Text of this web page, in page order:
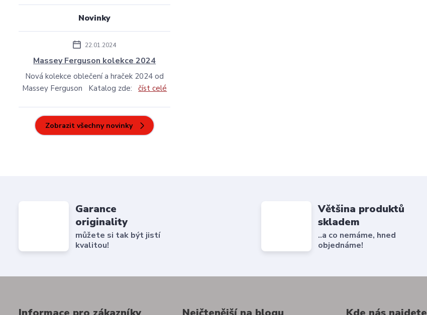
Novinky
22.01.2024
Massey Ferguson kolekce 2024
Nová kolekce oblečení a hraček 2024 od
Massey Ferguson Katalog zde:číst celé
Zobrazit všechny novinky
Garance
originality
můžete si tak být jistí
kvalitou!
Většina produktů
skladem
..a co nemáme, hned
objednáme!